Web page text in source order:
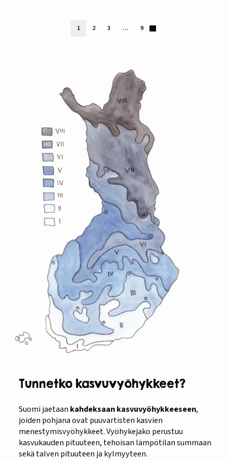
1 2 3 … 9
Tunnetko kasvuvyöhykkeet?
Suomi jaetaan kahdeksaan kasvuvyöhykkeeseen,
joiden pohjana ovat puuvartisten kasvien
menestymisvyöhykkeet. Vyöhykejako perustuu
kasvukauden pituuteen, tehoisan lämpötilan summaan
sekä talven pituuteen ja kylmyyteen.